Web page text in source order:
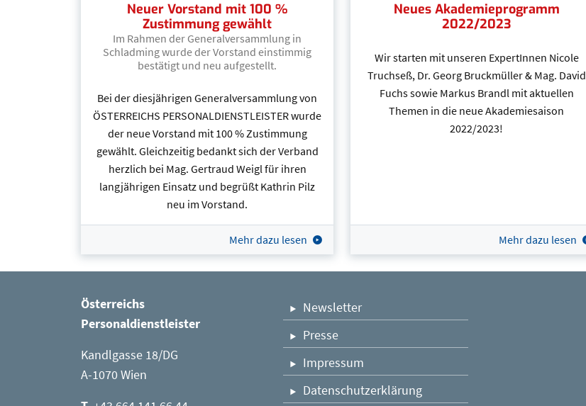
Neuer Vorstand mit 100 %
Zustimmung gewählt
Im Rahmen der Generalversammlung in
Schladming wurde der Vorstand einstimmig
bestätigt und neu aufgestellt.
Bei der diesjährigen Generalversammlung von
ÖSTERREICHS PERSONALDIENSTLEISTER wurde
der neue Vorstand mit 100 % Zustimmung
gewählt. Gleichzeitig bedankt sich der Verband
herzlich bei Mag. Gertraud Weigl für ihren
langjährigen Einsatz und begrüßt Kathrin Pilz
neu im Vorstand.
Mehr dazu lesen
Neues Akademieprogramm
2022/2023
Wir starten mit unseren ExpertInnen Nicole
Truchseß, Dr. Georg Bruckmüller & Mag. David
Fuchs sowie Markus Brandl mit aktuellen
Themen in die neue Akademiesaison
2022/2023!
Mehr dazu lesen
Österreichs
Personaldienstleister
Kandlgasse 18/DG
A-1070 Wien
Newsletter
Presse
Impressum
Datenschutzerklärung